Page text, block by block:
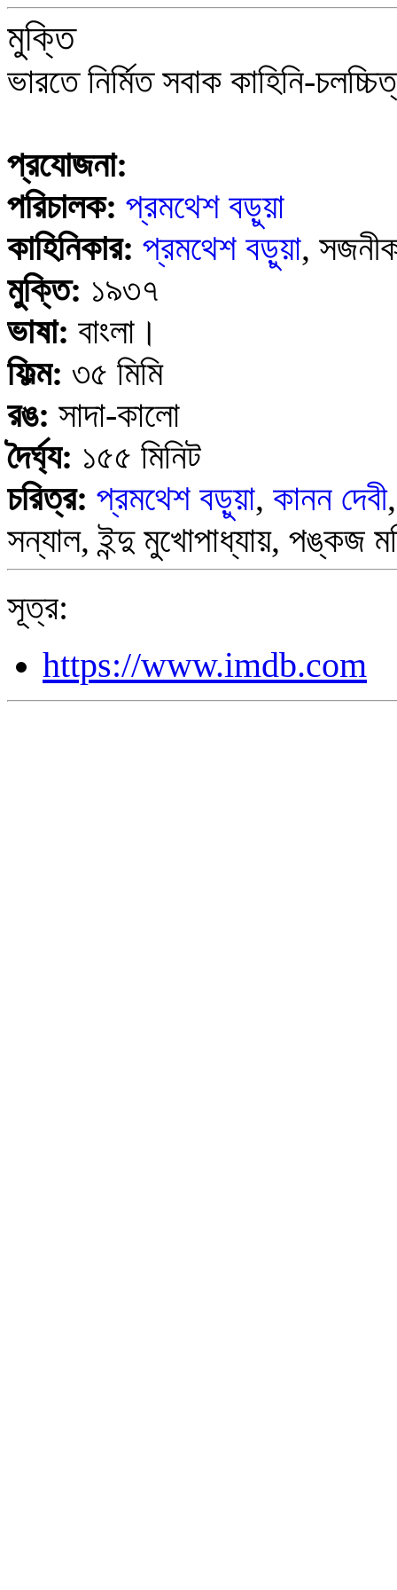
মুক্তি
ভারতে নির্মিত সবাক কাহিনি-
প্রযোজনা:
পরিচালক: প্রমথেশ বড়ুয়া
কাহিনিকার: প্রমথেশ বড়ুয়া,
মুক্তি: ১৯৩৭
ভাষা: বাংলা।
ফিল্ম: ৩৫ মিমি
রঙ: সাদা-কালো
দৈর্ঘ্য: ১৫৫ মিনিট
চরিত্র: প্রমথেশ বড়ুয়া, কানন দেবী
সন্যাল, ইন্দু মুখোপাধ্যায়, পঙ্কজ
সূত্র:
https://www.imdb.com